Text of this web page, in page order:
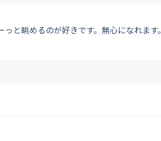
と眺めるのが好きです。無心になれます。